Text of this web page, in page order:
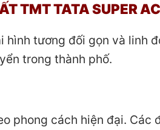
TMT TATA SUPER
hình tương đối gọn và linh
trong thành phố.
phong cách hiện đại. Các